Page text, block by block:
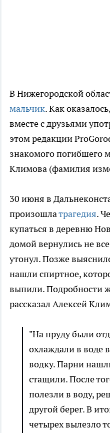
В Нижегородской
мальчик. Как
вместе с друзьями
этом редакции
знакомого погибшего
Климова (фамилия
30 июня в
произошлатрагедия.
купаться в деревню
домой вернулись не
утонул. Позже
нашли спиртное,
выпили. Подробности
рассказал Алексей
"На пруду были
охлаждали в воде
водку. Парни
стащили. После
полезли в воду,
другой берег. В
четырех вылезло